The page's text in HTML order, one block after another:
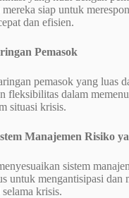
siap untuk
dan efisien.
Pemasok
pemasok yang luas
fleksibilitas dalam
situasi krisis.
Manajemen Risiko
sistem
untuk mengantisipasi dan
krisis.